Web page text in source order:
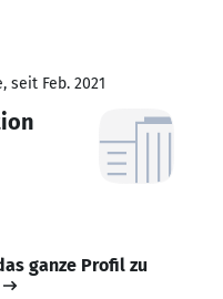
seit Feb. 2021
ganze Profil zu